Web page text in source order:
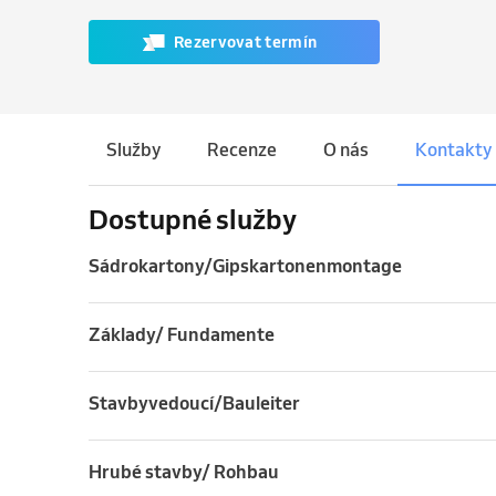
Rezervovat termín
Služby Recenze O nás Kontakty
Dostupné služby
Sádrokartony/Gipskartonenmontage
Základy/ Fundamente
Stavbyvedoucí/Bauleiter
Hrubé stavby/ Rohbau